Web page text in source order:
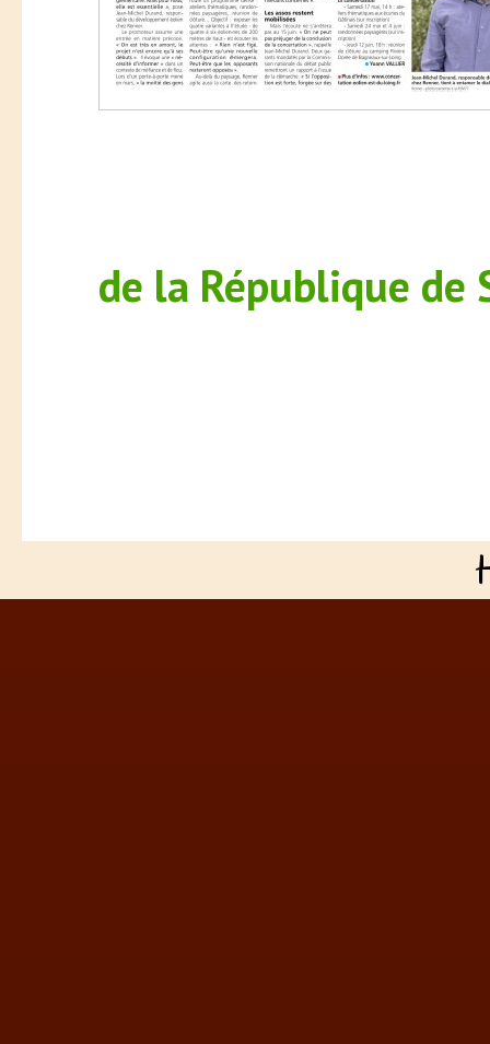
de la République de